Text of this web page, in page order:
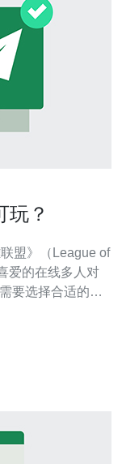
玩？
爱的在线多人对
要选择合适的服